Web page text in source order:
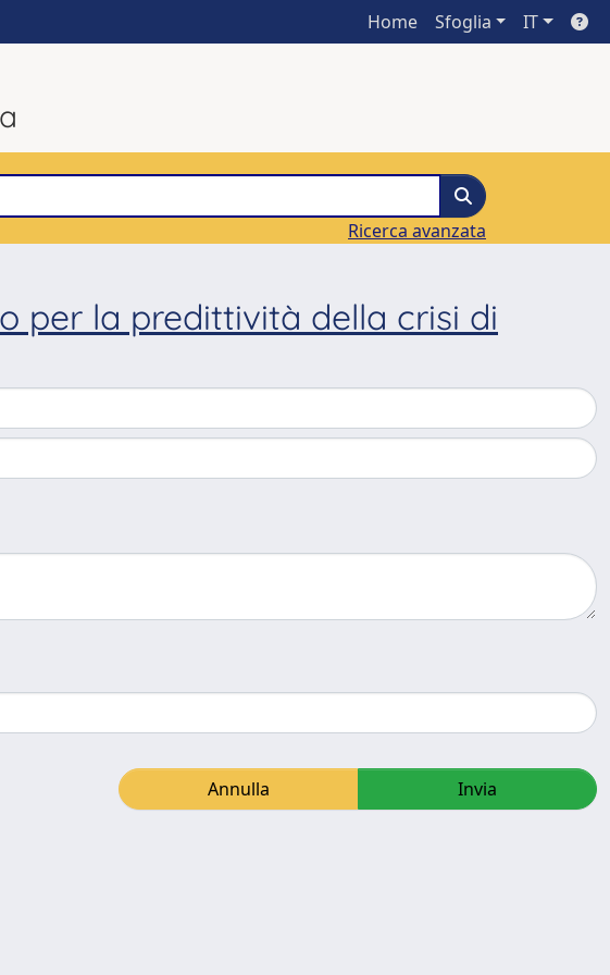
Home Sfoglia IT
Ricerca avanzata
per la predittività della crisi di
Annulla Invia